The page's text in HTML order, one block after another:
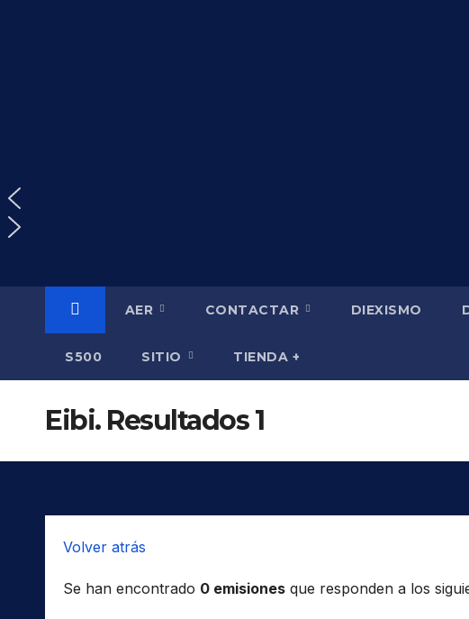
AER CONTACTAR DIEXISMO
S500 SITIO TIENDA +
Eibi. Resultados 1
Volver atrás
Se han encontrado 0 emisiones que responden a los